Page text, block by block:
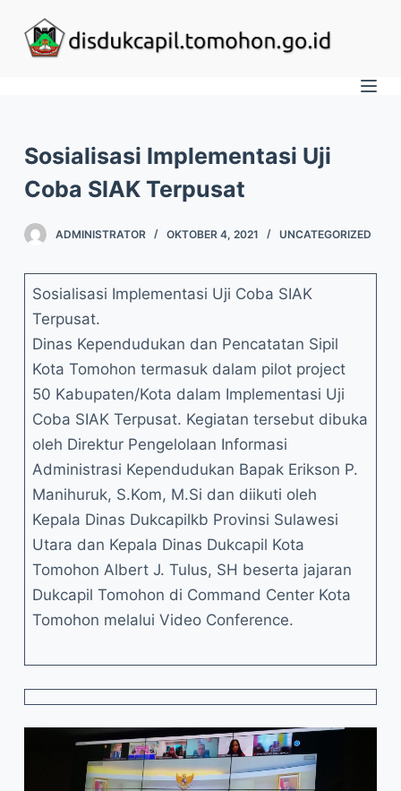
o
o
e
Sosialisasi Implementasi Uji
Coba SIAK Terpusat
ADMINISTRATOR OKTOBER 4, 2021 UNCATEGORIZED
Sosialisasi Implementasi Uji Coba SIAK
Terpusat.
Dinas Kependudukan dan Pencatatan Sipil
Kota Tomohon termasuk dalam pilot project
50 Kabupaten/Kota dalam Implementasi Uji
Coba SIAK Terpusat. Kegiatan tersebut dibuka
oleh Direktur Pengelolaan Informasi
Administrasi Kependudukan Bapak Erikson P.
Manihuruk, S.Kom, M.Si dan diikuti oleh
Kepala Dinas Dukcapilkb Provinsi Sulawesi
Utara dan Kepala Dinas Dukcapil Kota
Tomohon Albert J. Tulus, SH beserta jajaran
Dukcapil Tomohon di Command Center Kota
Tomohon melalui Video Conference.